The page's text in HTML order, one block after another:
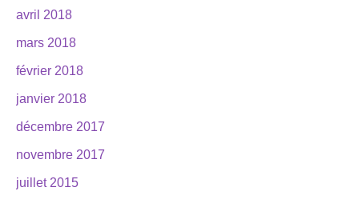
avril 2018
mars 2018
février 2018
janvier 2018
décembre 2017
novembre 2017
juillet 2015